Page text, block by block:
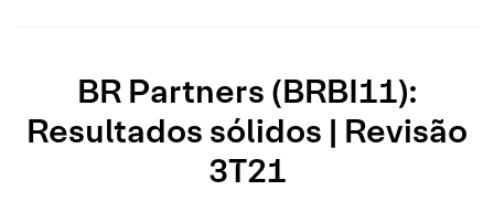
BR Partners (BRBI11):
Resultados sólidos | Revisão
3T21